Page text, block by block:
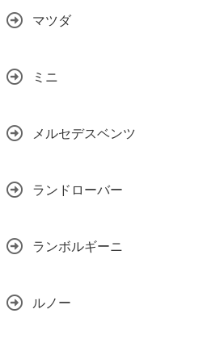
マツダ
ミニ
メルセデスベンツ
ランドローバー
ランボルギーニ
ルノー